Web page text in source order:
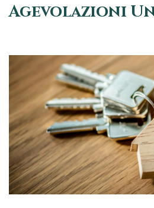
Agevolazioni